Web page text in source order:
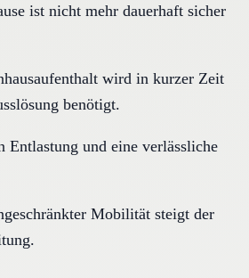
ist nicht mehr dauerhaft sicher
wird in kurzer Zeit
benötigt.
Entlastung und eine verlässliche
Mobilität steigt der